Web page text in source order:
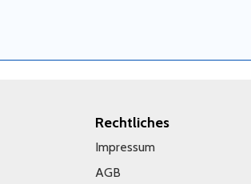
Rechtliches
Impressum
AGB